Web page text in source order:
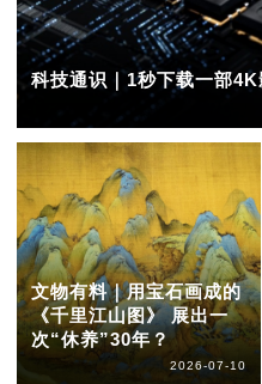
科技通识｜1秒下载一部
文物有料｜用宝石画成的
《千里江山图》 展出一
次“休养”30年？
2026-07-10